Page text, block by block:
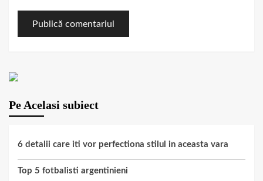
Pe Acelasi subiect
6 detalii care iti vor perfectiona stilul in aceasta vara
Top 5 fotbalisti argentinieni